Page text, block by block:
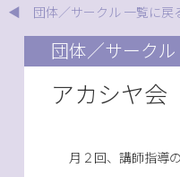
◀ 団体／サークル 一覧に戻
団体／サークル
アカシヤ会
月２回、講師指導